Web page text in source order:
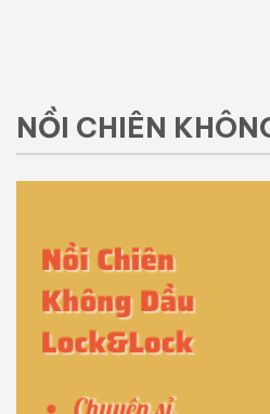
NỒI CHIÊN